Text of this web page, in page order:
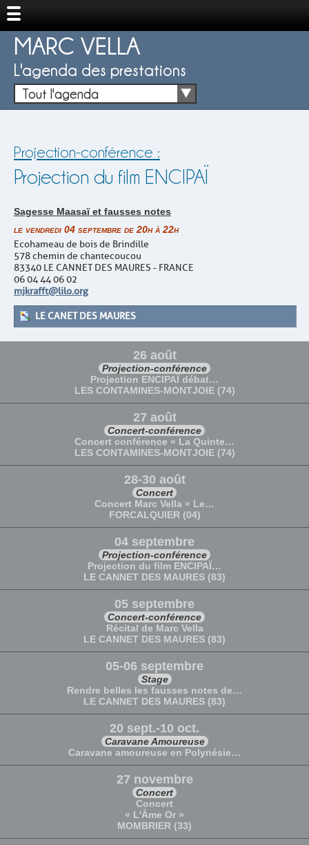
MARC VELLA
L'agenda des prestations
Tout l'agenda
Projection-conférence :
Projection du film ENCIPAÏ
Sagesse Maasaï et fausses notes
le vendredi 04 septembre de 20h à 22h
Ecohameau de bois de Brindille
578 chemin de chantecoucou
83340 LE CANNET DES MAURES - FRANCE
06 04 44 06 02
mjkrafft@lilo.org
LE CANET DES MAURES
26 août
Projection-conférence
Projection ENCIPAÏ débat…
LES CONTAMINES-MONTJOIE (74)
27 août
Concert-conférence
Concert conférence « La Quinte…
LES CONTAMINES-MONTJOIE (74)
28-30 août
Concert
Concert Marc Vella « Le…
FORCALQUIER (04)
04 septembre
Projection-conférence
Projection du film ENCIPAÏ…
LE CANNET DES MAURES (83)
05 septembre
Concert-conférence
Récital de Marc Vella
LE CANNET DES MAURES (83)
05-06 septembre
Stage
Rendre belles les fausses notes de…
LE CANNET DES MAURES (83)
20 sept.-10 oct.
Caravane Amoureuse
Caravane amoureuse en Polynésie…
27 novembre
Concert
Concert
« L'Âme Or »
MOMBRIER (33)